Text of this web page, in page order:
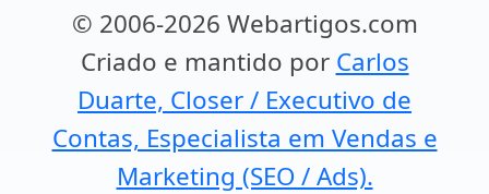
© 2006-2026 Webartigos.com
Criado e mantido por Carlos
Duarte, Closer / Executivo de
Contas, Especialista em Vendas e
Marketing (SEO / Ads).